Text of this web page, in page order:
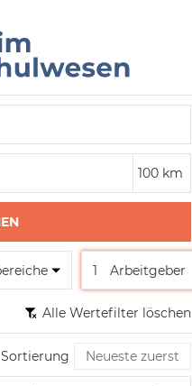
1 Arbeitgeber
Alle Wertefilter löschen
Sortierung